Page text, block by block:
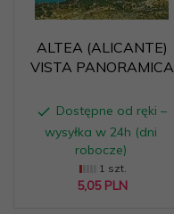
ALTEA (ALICANTE)
VISTA PANORAMICA
Dostępne od ręki –
wysyłka w 24h (dni
robocze)
1 szt.
5,05 PLN